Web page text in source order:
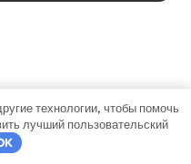
необходимо
технологии, чтобы помочь
лучший пользовательский